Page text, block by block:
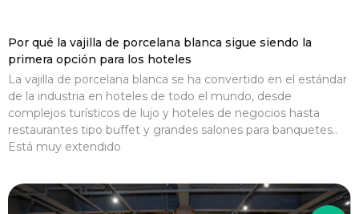
Por qué la vajilla de porcelana blanca sigue siendo la
primera opción para los hoteles
La vajilla de porcelana blanca se ha convertido en el estándar
de la industria en hoteles de todo el mundo, desde
complejos turísticos de lujo y hoteles de negocios hasta
restaurantes tipo buffet y grandes salones para banquetes..
Está muy extendido